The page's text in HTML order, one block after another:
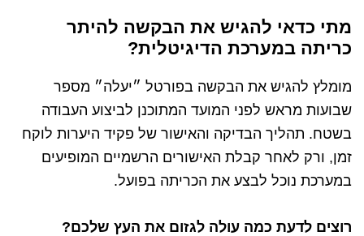
מתי כדאי להגיש את הבקשה להיתר
כריתה במערכת הדיגיטלית?
מומלץ להגיש את הבקשה בפורטל ״יעלה״ מספר
שבועות מראש לפני המועד המתוכנן לביצוע העבודה
בשטח. תהליך הבדיקה והאישור של פקיד היערות לוקח
זמן, ורק לאחר קבלת האישורים הרשמיים המופיעים
במערכת נוכל לבצע את הכריתה בפועל.
רוצים לדעת כמה עולה לגזום את העץ שלכם?